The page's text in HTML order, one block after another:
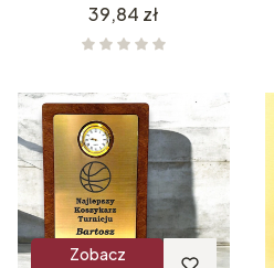
Cena
39,84 zł
Zobacz